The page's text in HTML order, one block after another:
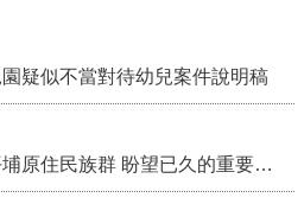
疑似不當對待幼兒案件說明稿